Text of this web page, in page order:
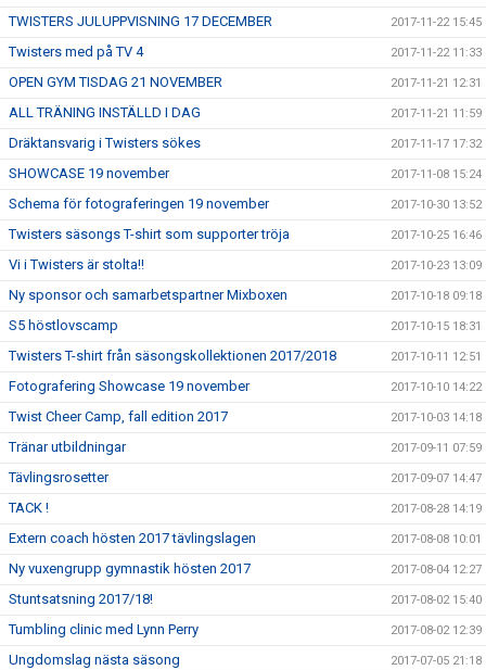
TWISTERS JULUPPVISNING 17 DECEMBER 2017-11-22 15:45
Twisters med på TV 4 2017-11-22 11:33
OPEN GYM TISDAG 21 NOVEMBER 2017-11-21 12:31
ALL TRÄNING INSTÄLLD I DAG 2017-11-21 11:59
Dräktansvarig i Twisters sökes 2017-11-17 17:32
SHOWCASE 19 november 2017-11-08 15:24
Schema för fotograferingen 19 november 2017-10-30 13:52
Twisters säsongs T-shirt som supporter tröja 2017-10-25 16:46
Vi i Twisters är stolta!! 2017-10-23 13:09
Ny sponsor och samarbetspartner Mixboxen 2017-10-18 09:18
S5 höstlovscamp 2017-10-15 18:31
Twisters T-shirt från säsongskollektionen 2017/2018 2017-10-11 12:51
Fotografering Showcase 19 november 2017-10-10 14:22
Twist Cheer Camp, fall edition 2017 2017-10-03 14:18
Tränar utbildningar 2017-09-11 07:59
Tävlingsrosetter 2017-09-07 14:47
TACK ! 2017-08-28 14:19
Extern coach hösten 2017 tävlingslagen 2017-08-08 10:01
Ny vuxengrupp gymnastik hösten 2017 2017-08-04 12:27
Stuntsatsning 2017/18! 2017-08-02 15:40
Tumbling clinic med Lynn Perry 2017-08-02 12:39
Ungdomslag nästa säsong 2017-07-05 21:18